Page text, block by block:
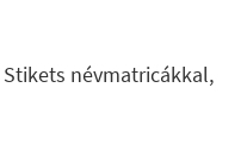
Stikets névmatricákkal,